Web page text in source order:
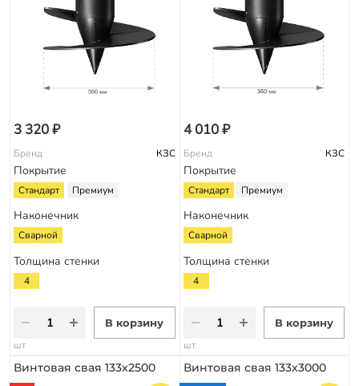
3 320 ₽
Бренд КЗС
Покрытие
Стандарт Премиум
Наконечник
Сварной
Толщина стенки
4
В корзину
шт
4 010 ₽
Бренд КЗС
Покрытие
Стандарт Премиум
Наконечник
Сварной
Толщина стенки
4
В корзину
шт
Винтовая свая 133х2500 Винтовая свая 133х3000